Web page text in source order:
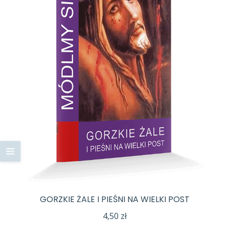
GORZKIE ŻALE I PIEŚNI NA WIELKI POST
4,50 zł